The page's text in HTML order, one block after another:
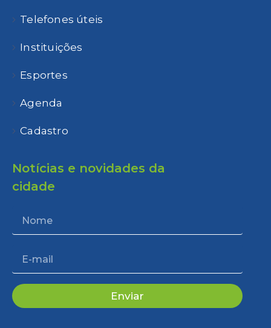
Telefones úteis
Instituições
Esportes
Agenda
Cadastro
Notícias e novidades da
cidade
Enviar